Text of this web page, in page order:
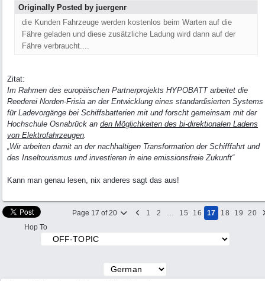
Originally Posted by juergenr
die Kunden Fahrzeuge werden kostenlos beim Warten auf die
Fähre geladen und diese zusätzliche Ladung wird dann auf der
Fähre verbraucht....
Zitat:
Im Rahmen des europäischen Partnerprojekts HYPOBATT arbeitet die
Reederei Norden-Frisia an der Entwicklung eines standardisierten Systems
für Ladevorgänge bei Schiffsbatterien mit und forscht gemeinsam mit der
Hochschule Osnabrück an den Möglichkeiten des bi-direktionalen Ladens
von Elektrofahrzeugen.
„Wir arbeiten damit an der nachhaltigen Transformation der Schifffahrt und
des Inseltourismus und investieren in eine emissionsfreie Zukunft“
Kann man genau lesen, nix anderes sagt das aus!
Page 17 of 20 1 2 … 15 16 17 18 19
20
Hop To